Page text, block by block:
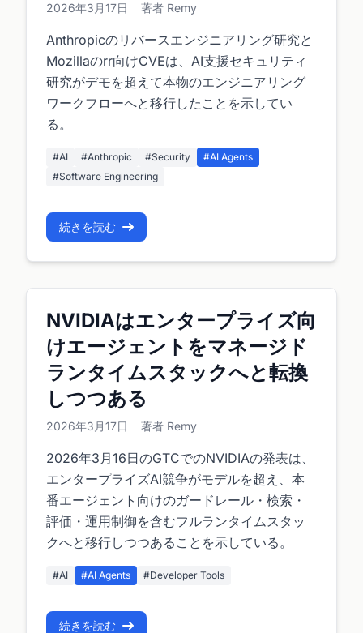
2026年3月17日 著者 Remy
Anthropicのリバースエンジニアリング研究と
Mozillaのrr向けCVEは、AI支援セキュリティ
研究がデモを超えて本物のエンジニアリング
ワークフローへと移行したことを示してい
る。
#AI #Anthropic #Security
#AI Agents
#Software Engineering
続きを読む
NVIDIAはエンタープライズ向
けエージェントをマネージド
ランタイムスタックへと転換
しつつある
2026年3月17日 著者 Remy
2026年3月16日のGTCでのNVIDIAの発表は、
エンタープライズAI競争がモデルを超え、本
番エージェント向けのガードレール・検索・
評価・運用制御を含むフルランタイムスタッ
クへと移行しつつあることを示している。
#AI #AI Agents #Developer Tools
続きを読む